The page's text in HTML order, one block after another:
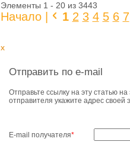
Элементы 1 - 20 из 3443
Начало | 1 2 3 4 5 6 7
x
Отправить по e-mail
Отправьте ссылку на эту статью
отправителя укажите адрес своей
E-mail получателя*